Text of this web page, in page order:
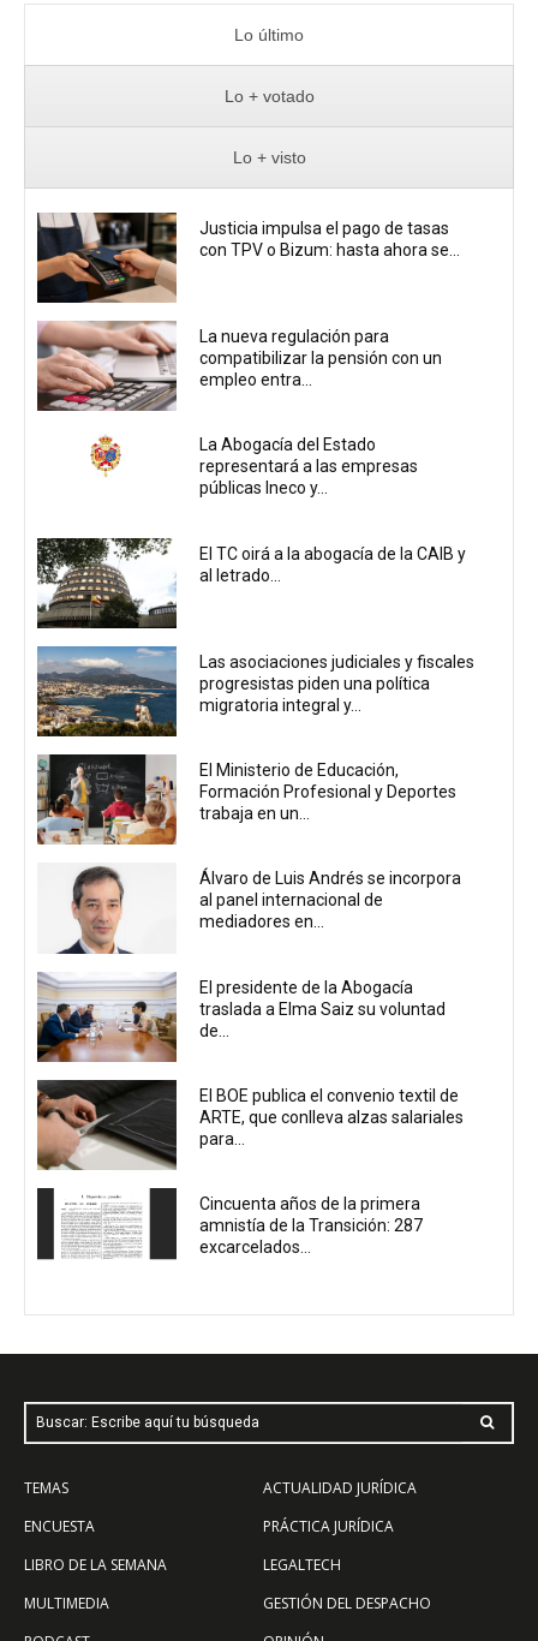
Lo último
Lo + votado
Lo + visto
Justicia impulsa el pago de tasas
con TPV o Bizum: hasta ahora se...
La nueva regulación para
compatibilizar la pensión con un
empleo entra...
La Abogacía del Estado
representará a las empresas
públicas Ineco y...
El TC oirá a la abogacía de la CAIB y
al letrado...
Las asociaciones judiciales y fiscales
progresistas piden una política
migratoria integral y...
El Ministerio de Educación,
Formación Profesional y Deportes
trabaja en un...
Álvaro de Luis Andrés se incorpora
al panel internacional de
mediadores en...
El presidente de la Abogacía
traslada a Elma Saiz su voluntad
de...
El BOE publica el convenio textil de
ARTE, que conlleva alzas salariales
para...
Cincuenta años de la primera
amnistía de la Transición: 287
excarcelados...
Buscar: Escribe aquí tu búsqueda
TEMAS
ENCUESTA
LIBRO DE LA SEMANA
MULTIMEDIA
ACTUALIDAD JURÍDICA
PRÁCTICA JURÍDICA
LEGALTECH
GESTIÓN DEL DESPACHO